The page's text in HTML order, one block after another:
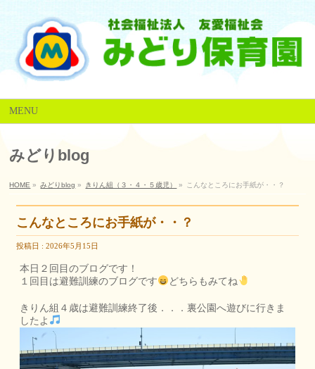
MENU
みどりblog
HOME » みどりblog » きりん組（３・４・５歳児） » こんなところにお手紙が・・？
こんなところにお手紙が・・？
投稿日 : 2026年5月15日
本日２回目のブログです！
１回目は避難訓練のブログです
どちらもみてね
きりん組４歳は避難訓練終了後．．．裏公園へ遊びに行きま
したよ